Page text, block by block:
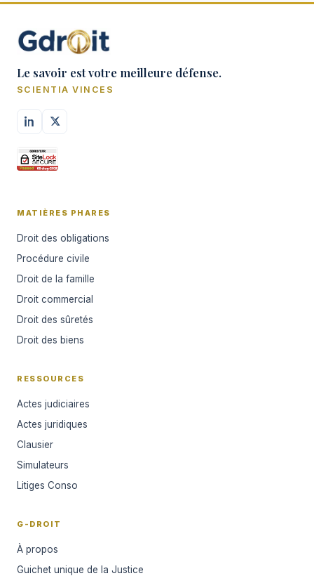
Le savoir est votre meilleure défense.
SCIENTIA VINCES
MATIÈRES PHARES
Droit des obligations
Procédure civile
Droit de la famille
Droit commercial
Droit des sûretés
Droit des biens
RESSOURCES
Actes judiciaires
Actes juridiques
Clausier
Simulateurs
Litiges Conso
G-DROIT
À propos
Guichet unique de la Justice